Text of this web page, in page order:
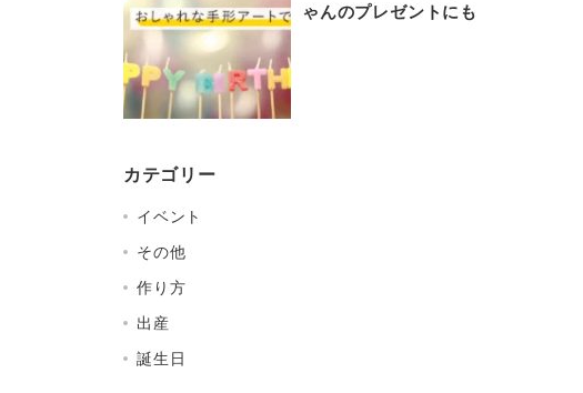
ゃんのプレゼントにも
カテゴリー
イベント
その他
作り方
出産
誕生日